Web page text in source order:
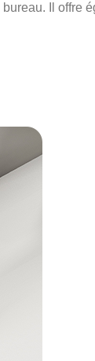
Il offre